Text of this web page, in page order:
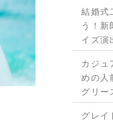
結婚式
う！新
イズ演
カジュ
めの人
グリー
グレイ